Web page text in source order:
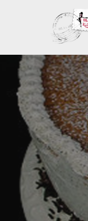
sadržaj